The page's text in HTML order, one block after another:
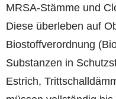
MRSA-Stämme und
Diese überleben auf
Biostoffverordnung
Substanzen in
Estrich,